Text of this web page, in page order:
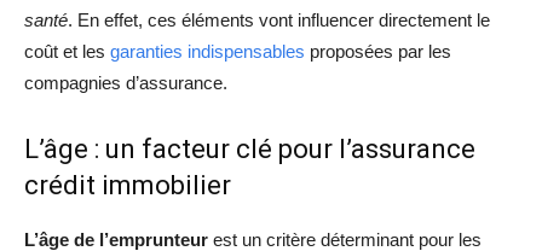
santé. En effet, ces éléments vont influencer directement le
coût et les garanties indispensables proposées par les
compagnies d’assurance.
L’âge : un facteur clé pour l’assurance
crédit immobilier
L’âge de l’emprunteur est un critère déterminant pour les